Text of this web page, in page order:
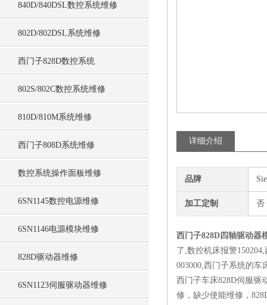
840D/840DSL数控系统维修
802D/802DSL系统维修
西门子828D数控系统
802S/802C数控系统维修
810D/810M系统维修
西门子808D系统维修
数控系统操作面板维修
6SN1145数控电源维修
6SN1146电源模块维修
828D驱动器维修
6SN1123伺服驱动器维修
详细介绍
品牌
加工定制 否
西门子828D四轴驱动器
了,数控机床报警
003000,西门子系统的车
西门子车床828D伺服驱
修，缺少使能维修，